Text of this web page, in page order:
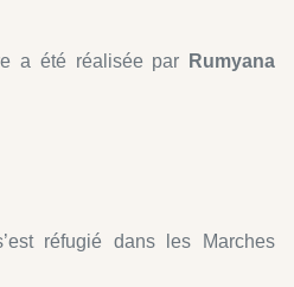
a été réalisée par
Rumyana
réfugié dans les Marches